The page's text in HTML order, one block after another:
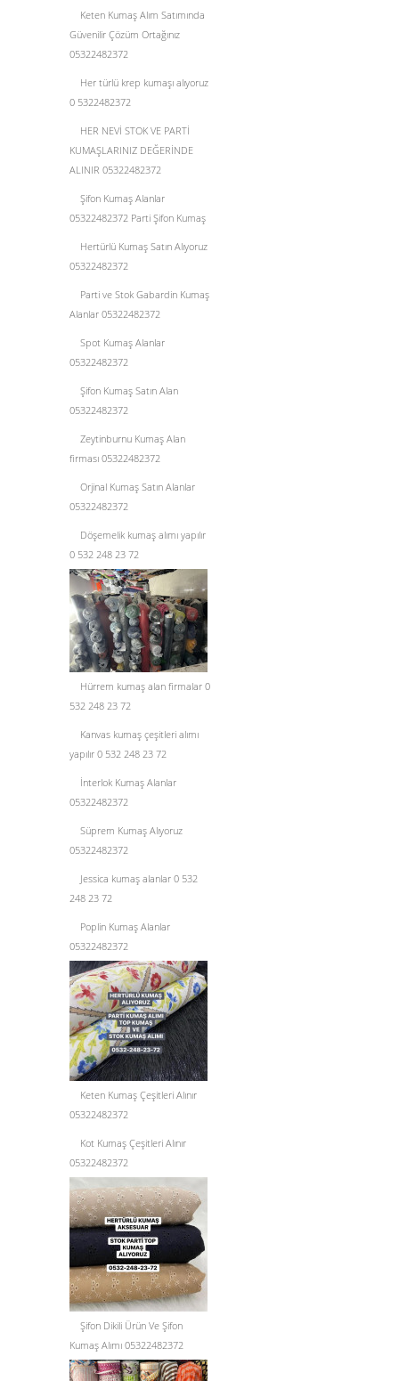
Keten Kumaş Alım Satımında
Güvenilir Çözüm Ortağınız
05322482372
Her türlü krep kumaşı alıyoruz
0 5322482372
HER NEVİ STOK VE PARTİ
KUMAŞLARINIZ DEĞERİNDE
ALINIR 05322482372
Şifon Kumaş Alanlar
05322482372 Parti Şifon Kumaş
Hertürlü Kumaş Satın Alıyoruz
05322482372
Parti ve Stok Gabardin Kumaş
Alanlar 05322482372
Spot Kumaş Alanlar
05322482372
Şifon Kumaş Satın Alan
05322482372
Zeytinburnu Kumaş Alan
firması 05322482372
Orjinal Kumaş Satın Alanlar
05322482372
Döşemelik kumaş alımı yapılır
0 532 248 23 72
Hürrem kumaş alan firmalar 0
532 248 23 72
Kanvas kumaş çeşitleri alımı
yapılır 0 532 248 23 72
İnterlok Kumaş Alanlar
05322482372
Süprem Kumaş Alıyoruz
05322482372
Jessica kumaş alanlar 0 532
248 23 72
Poplin Kumaş Alanlar
05322482372
Keten Kumaş Çeşitleri Alınır
05322482372
Kot Kumaş Çeşitleri Alınır
05322482372
Şifon Dikili Ürün Ve Şifon
Kumaş Alımı 05322482372